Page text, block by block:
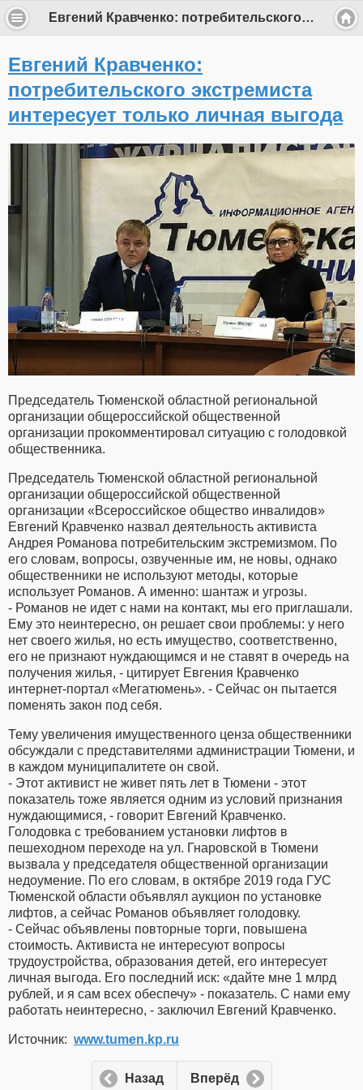
Евгений Кравченко: потребительского экстремиста интересует только личная выгода
Евгений Кравченко:
потребительского экстремиста
интересует только личная выгода
Председатель Тюменской областной региональной
организации общероссийской общественной
организации прокомментировал ситуацию с голодовкой
общественника.
Председатель Тюменской областной региональной
организации общероссийской общественной
организации «Всероссийское общество инвалидов»
Евгений Кравченко назвал деятельность активиста
Андрея Романова потребительским экстремизмом. По
его словам, вопросы, озвученные им, не новы, однако
общественники не используют методы, которые
использует Романов. А именно: шантаж и угрозы.
- Романов не идет с нами на контакт, мы его приглашали.
Ему это неинтересно, он решает свои проблемы: у него
нет своего жилья, но есть имущество, соответственно,
его не признают нуждающимся и не ставят в очередь на
получения жилья, - цитирует Евгения Кравченко
интернет-портал «Мегатюмень». - Сейчас он пытается
поменять закон под себя.
Тему увеличения имущественного ценза общественники
обсуждали с представителями администрации Тюмени, и
в каждом муниципалитете он свой.
- Этот активист не живет пять лет в Тюмени - этот
показатель тоже является одним из условий признания
нуждающимися, - говорит Евгений Кравченко.
Голодовка с требованием установки лифтов в
пешеходном переходе на ул. Гнаровской в Тюмени
вызвала у председателя общественной организации
недоумение. По его словам, в октябре 2019 года ГУС
Тюменской области объявлял аукцион по установке
лифтов, а сейчас Романов объявляет голодовку.
- Сейчас объявлены повторные торги, повышена
стоимость. Активиста не интересуют вопросы
трудоустройства, образования детей, его интересует
личная выгода. Его последний иск: «дайте мне 1 млрд
рублей, и я сам всех обеспечу» - показатель. С нами ему
работать неинтересно, - заключил Евгений Кравченко.
Источник: www.tumen.kp.ru
Назад Вперёд